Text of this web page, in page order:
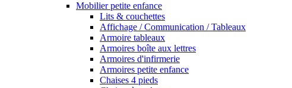
Mobilier petite enfance
Lits & couchettes
Affichage / Communication / Tableaux
Armoire tableaux
Armoires boîte aux lettres
Armoires d'infirmerie
Armoires petite enfance
Chaises 4 pieds